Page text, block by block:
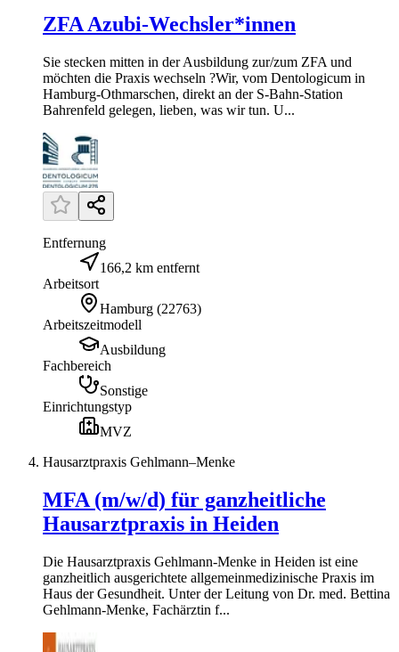
ZFA Azubi-Wechsler*innen
Sie stecken mitten in der Ausbildung zur/zum ZFA und
möchten die Praxis wechseln ?Wir, vom Dentologicum in
Hamburg-Othmarschen, direkt an der S-Bahn-Station
Bahrenfeld gelegen, lieben, was wir tun. U...
Entfernung
166,2 km entfernt
Arbeitsort
Hamburg (22763)
Arbeitszeitmodell
Ausbildung
Fachbereich
Sonstige
Einrichtungstyp
MVZ
Hausarztpraxis Gehlmann–Menke
MFA (m/w/d) für ganzheitliche
Hausarztpraxis in Heiden
Die Hausarztpraxis Gehlmann-Menke in Heiden ist eine
ganzheitlich ausgerichtete allgemeinmedizinische Praxis im
Haus der Gesundheit. Unter der Leitung von Dr. med. Bettina
Gehlmann-Menke, Fachärztin f...